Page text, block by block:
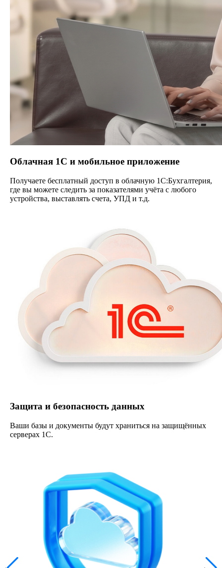
Облачная 1С и мобильное приложение
Получаете бесплатный доступ в облачную 1С:Бухгалтерия,
где вы можете следить за показателями учёта с любого
устройства, выставлять счета, УПД и т.д.
Защита и безопасность данных
Ваши базы и документы будут храниться на защищённых
серверах 1С.